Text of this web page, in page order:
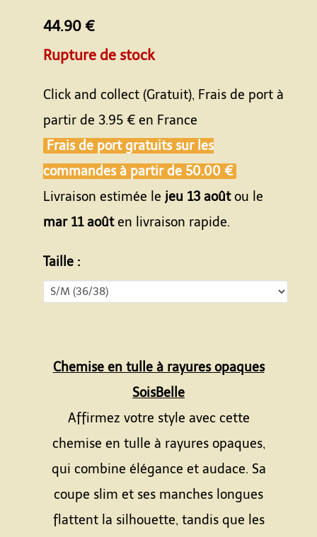
44.90 €
Rupture de stock
Click and collect (Gratuit), Frais de port à
partir de 3.95 € en France
Frais de port gratuits sur les
commandes à partir de 50.00 €
Livraison estimée le jeu 13 aoûtou le
mar 11 aoûten livraison rapide.
Taille :
Chemise en tulle à rayures opaques
SoisBelle
Affirmez votre style avec cette
chemise en tulle à rayures opaques,
qui combine élégance et audace. Sa
coupe slim et ses manches longues
flattent la silhouette, tandis que les